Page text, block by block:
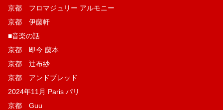
京都 フロマジュリー アルモニー
京都 伊藤軒
■音楽の話
京都 即今 藤本
京都 辻布紗
京都 アンドブレッド
2024年11月 Paris パリ
京都 Guu